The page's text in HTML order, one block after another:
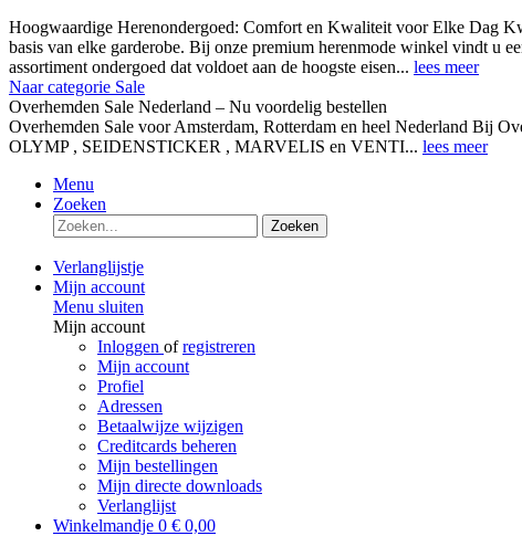
Hoogwaardige Herenondergoed: Comfort en Kwaliteit voor Elke Dag
basis van elke garderobe. Bij onze premium herenmode winkel vindt u
assortiment ondergoed dat voldoet aan de hoogste eisen... lees meer
Naar categorie Sale
Overhemden Sale Nederland – Nu voordelig bestellen
Overhemden Sale voor Amsterdam, Rotterdam en heel Nederland Bij
OLYMP , SEIDENSTICKER , MARVELIS en VENTI... lees meer
Menu
Zoeken
Zoeken
Verlanglijstje
Mijn account
Menu sluiten
Mijn account
Inloggen ofregistreren
Mijn account
Profiel
Adressen
Betaalwijze wijzigen
Creditcards beheren
Mijn bestellingen
Mijn directe downloads
Verlanglijst
Winkelmandje 0 € 0,00